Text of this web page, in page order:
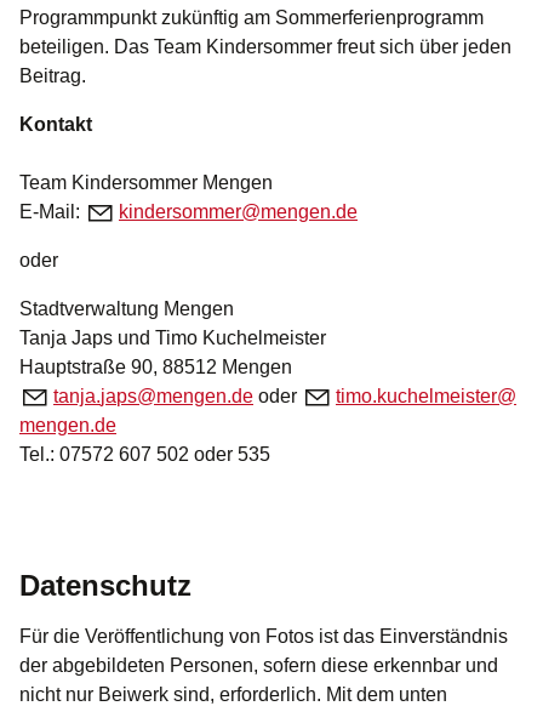
Programmpunkt zukünftig am Sommerferienprogramm
beteiligen. Das Team Kindersommer freut sich über jeden
Beitrag.
Kontakt
Team Kindersommer Mengen
E-Mail:
k nd rs mm r m ng n d
oder
Stadtverwaltung Mengen
Tanja Japs und Timo Kuchelmeister
Hauptstraße 90, 88512 Mengen
t nj j ps m ng n d oder t m k ch lm st r
m ng n d
Tel.: 07572 607 502 oder 535
Datenschutz
Für die Veröffentlichung von Fotos ist das Einverständnis
der abgebildeten Personen, sofern diese erkennbar und
nicht nur Beiwerk sind, erforderlich. Mit dem unten